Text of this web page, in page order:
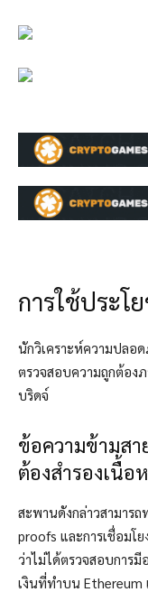
การใช้ประโ
นักวิเคราะห์ความปลอด
ตรวจสอบความถูกต้องภ
บริดจ์
ข้อความข้ามสา
ต้องสำรองเนื้อ
สะพานดังกล่าวสามารถ
proofs และการเชื่อมโ
ว่าไม่ได้ตรวจสอบการ
เงินที่ทำบน Ethereum